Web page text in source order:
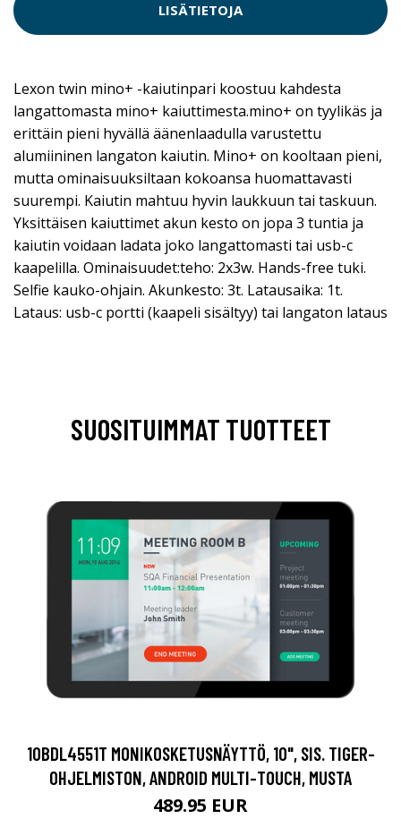
LISÄTIETOJA
Lexon twin mino+ -kaiutinpari koostuu kahdesta
langattomasta mino+ kaiuttimesta.mino+ on tyylikäs ja
erittäin pieni hyvällä äänenlaadulla varustettu
alumiininen langaton kaiutin. Mino+ on kooltaan pieni,
mutta ominaisuuksiltaan kokoansa huomattavasti
suurempi. Kaiutin mahtuu hyvin laukkuun tai taskuun.
Yksittäisen kaiuttimet akun kesto on jopa 3 tuntia ja
kaiutin voidaan ladata joko langattomasti tai usb-c
kaapelilla. Ominaisuudet:teho: 2x3w. Hands-free tuki.
Selfie kauko-ohjain. Akunkesto: 3t. Latausaika: 1t.
Lataus: usb-c portti (kaapeli sisältyy) tai langaton lataus
SUOSITUIMMAT TUOTTEET
10BDL4551T MONIKOSKETUSNÄYTTÖ, 10", SIS. TIGER-
OHJELMISTON, ANDROID MULTI-TOUCH, MUSTA
489.95 EUR